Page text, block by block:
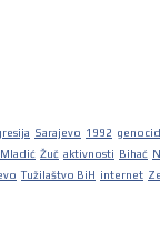
Sarajevo 1992 genocid
Žuč aktivnosti Bihać
Tužilaštvo BiH internet